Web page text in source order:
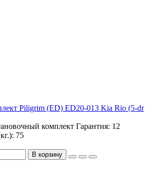
Piligrim (ED) ED20-013 Kia Rio (5-dr
комплект Гарантия: 12
75
В корзину